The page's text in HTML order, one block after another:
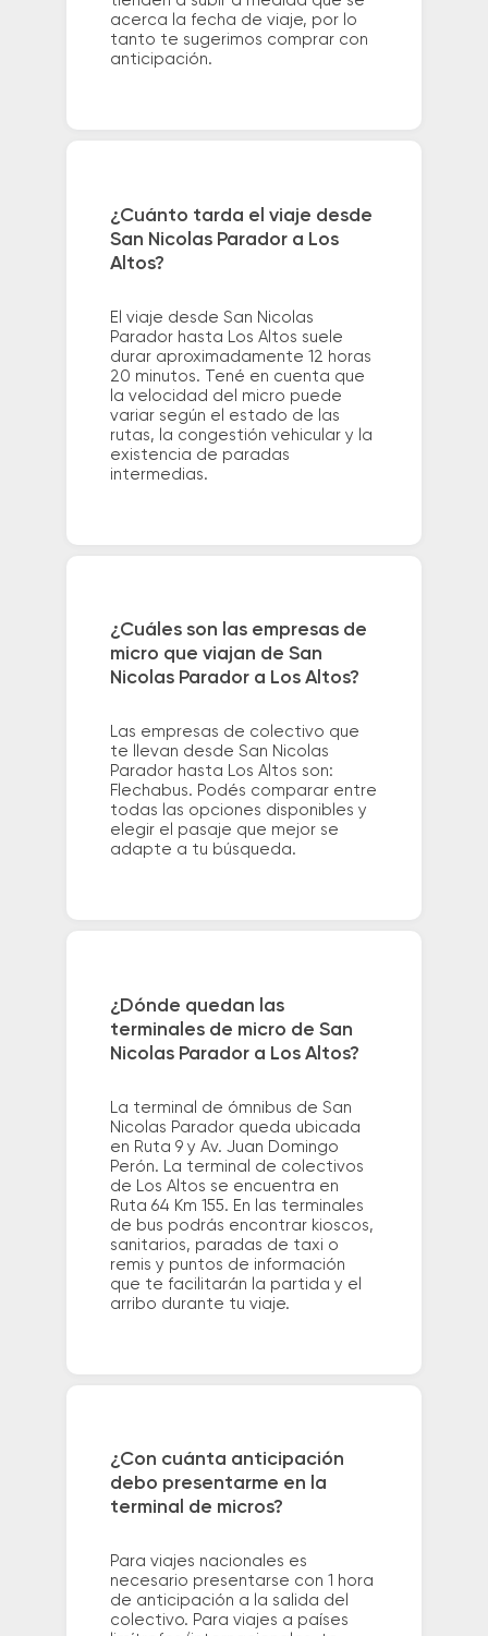
acerca la fecha de viaje, por lo
tanto te sugerimos comprar con
anticipación.
¿Cuánto tarda el viaje desde
San Nicolas Parador a Los
Altos?
El viaje desde San Nicolas
Parador hasta Los Altos suele
durar aproximadamente 12 horas
20 minutos. Tené en cuenta que
la velocidad del micro puede
variar según el estado de las
rutas, la congestión vehicular y la
existencia de paradas
intermedias.
¿Cuáles son las empresas de
micro que viajan de San
Nicolas Parador a Los Altos?
Las empresas de colectivo que
te llevan desde San Nicolas
Parador hasta Los Altos son:
Flechabus. Podés comparar entre
todas las opciones disponibles y
elegir el pasaje que mejor se
adapte a tu búsqueda.
¿Dónde quedan las
terminales de micro de San
Nicolas Parador a Los Altos?
La terminal de ómnibus de San
Nicolas Parador queda ubicada
en Ruta 9 y Av. Juan Domingo
Perón. La terminal de colectivos
de Los Altos se encuentra en
Ruta 64 Km 155. En las terminales
de bus podrás encontrar kioscos,
sanitarios, paradas de taxi o
remis y puntos de información
que te facilitarán la partida y el
arribo durante tu viaje.
¿Con cuánta anticipación
debo presentarme en la
terminal de micros?
Para viajes nacionales es
necesario presentarse con 1 hora
de anticipación a la salida del
colectivo. Para viajes a países